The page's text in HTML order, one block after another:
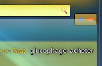
Mat
glucophage acheter